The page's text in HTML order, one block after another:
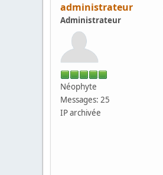
administrateur
Administrateur
Néophyte
Messages: 25
IP archivée